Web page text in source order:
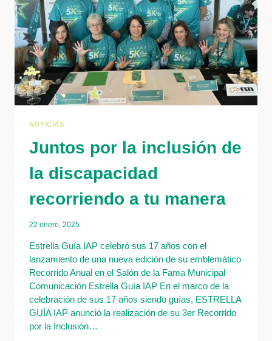
LA
INCLUSIÓN
DE
LA
DISCAPACIDAD”
DE
ESTRELLA
GUÍA
NOTICIAS
Juntos por la inclusión de
la discapacidad
recorriendo a tu manera
22 enero, 2025
Estrella Guía IAP celebró sus 17 años con el
lanzamiento de una nueva edición de su emblemático
Recorrido Anual en el Salón de la Fama Municipal
Comunicación Estrella Guía IAP En el marco de la
celebración de sus 17 años siendo guías, ESTRELLA
GUÍA IAP anunció la realización de su 3er Recorrido
por la Inclusión…